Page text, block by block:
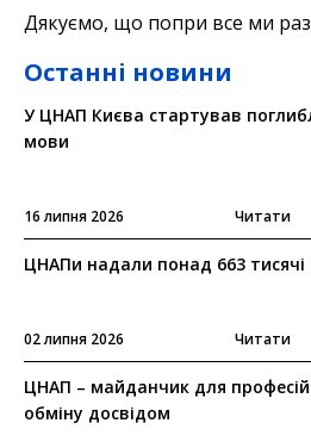
Дякуємо, що попри все ми
Останні новини
У ЦНАП Києва стартував
мови
16 липня 2026 Читати
ЦНАПи надали понад 663 тисячі
02 липня 2026 Читати
ЦНАП – майданчик для
обміну досвідом